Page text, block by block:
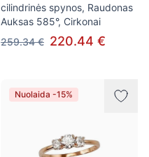
cilindrinės spynos, Raudonas
Auksas 585°, Cirkonai
259.34 € 220.44 €
Nuolaida -15%